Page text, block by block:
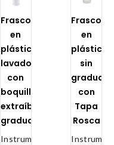
Frascos
en
plástico
lavadores
con
boquilla
extraíble
graduados
Instrumental
Frascos
en
plástico
sin
con
Tapa
Rosca